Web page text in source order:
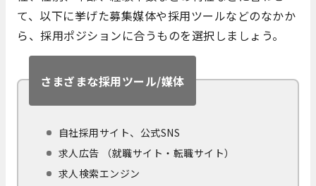
て、以下に挙げた募集媒体や採用ツールなどのなかか
ら、採用ポジションに合うものを選択しましょう。
さまざまな採用ツール/媒体
自社採用サイト、公式SNS
求人広告 （就職サイト・転職サイト）
求人検索エンジン